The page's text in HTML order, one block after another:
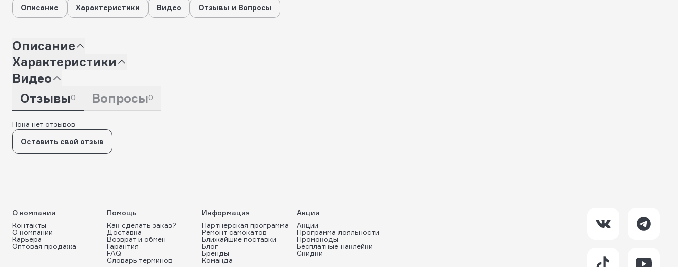
Описание Характеристики Видео Отзывы и Вопросы
Описание
Характеристики
Видео
Отзывы0 Вопросы0
Пока нет отзывов
Оставить свой отзыв
О компании
Контакты
О компании
Карьера
Оптовая продажа
Помощь
Как сделать заказ?
Доставка
Возврат и обмен
Гарантия
FAQ
Словарь терминов
Информация
Партнерская программа
Ремонт самокатов
Ближайшие поставки
Блог
Бренды
Команда
Акции
Акции
Программа лояльности
Промокоды
Бесплатные наклейки
Скидки